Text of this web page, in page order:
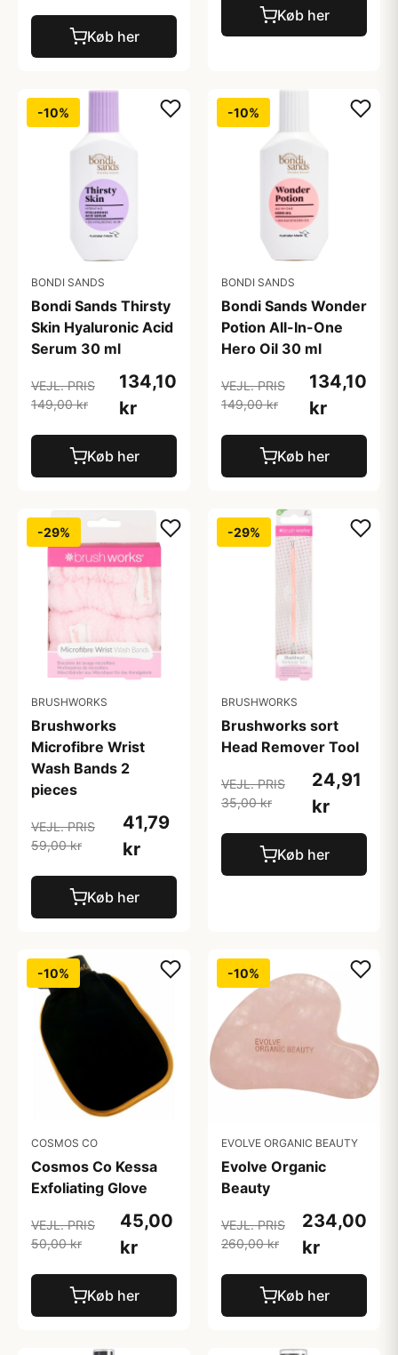
Køb her
Køb her
-10%
BONDI SANDS
Bondi Sands Thirsty
Skin Hyaluronic Acid
Serum 30 ml
VEJL. PRIS
149,00 kr
134,10
kr
Køb her
-10%
BONDI SANDS
Bondi Sands Wonder
Potion All-In-One
Hero Oil 30 ml
VEJL. PRIS
149,00 kr
134,10
kr
Køb her
-29%
BRUSHWORKS
Brushworks
Microfibre Wrist
Wash Bands 2
pieces
VEJL. PRIS
59,00 kr
41,79
kr
Køb her
-29%
BRUSHWORKS
Brushworks sort
Head Remover Tool
VEJL. PRIS
35,00 kr
24,91
kr
Køb her
-10%
COSMOS CO
Cosmos Co Kessa
Exfoliating Glove
VEJL. PRIS
50,00 kr
45,00
kr
Køb her
-10%
EVOLVE ORGANIC BEAUTY
Evolve Organic
Beauty
VEJL. PRIS
260,00 kr
234,00
kr
Køb her